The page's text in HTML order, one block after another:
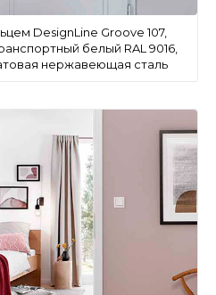
DesignLine Groove 107,
белый RAL 9016,
нержавеющая сталь